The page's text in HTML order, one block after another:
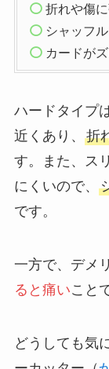
折れや傷
シャッフ
カードが
ハードタイプ
近くあり、 折
す。また、ス
にくいので、
です。
一方で、デメ
ると痛いこと
どうしても気